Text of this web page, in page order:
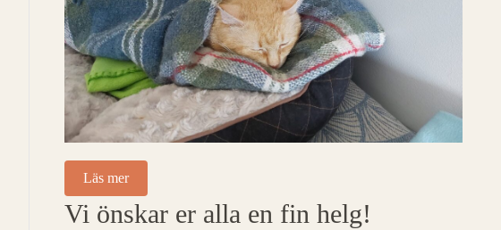
Läs mer
Vi önskar er alla en fin helg!